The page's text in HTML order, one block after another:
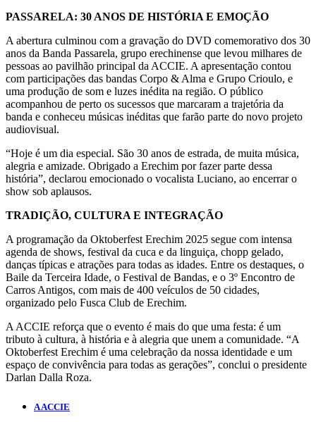
PASSARELA: 30 ANOS DE HISTÓRIA E EMOÇÃO
A abertura culminou com a gravação do DVD comemorativo dos 30
anos da Banda Passarela, grupo erechinense que levou milhares de
pessoas ao pavilhão principal da ACCIE. A apresentação contou
com participações das bandas Corpo & Alma e Grupo Crioulo, e
uma produção de som e luzes inédita na região. O público
acompanhou de perto os sucessos que marcaram a trajetória da
banda e conheceu músicas inéditas que farão parte do novo projeto
audiovisual.
“Hoje é um dia especial. São 30 anos de estrada, de muita música,
alegria e amizade. Obrigado a Erechim por fazer parte dessa
história”, declarou emocionado o vocalista Luciano, ao encerrar o
show sob aplausos.
TRADIÇÃO, CULTURA E INTEGRAÇÃO
A programação da Oktoberfest Erechim 2025 segue com intensa
agenda de shows, festival da cuca e da linguiça, chopp gelado,
danças típicas e atrações para todas as idades. Entre os destaques, o
Baile da Terceira Idade, o Festival de Bandas, e o 3º Encontro de
Carros Antigos, com mais de 400 veículos de 50 cidades,
organizado pelo Fusca Club de Erechim.
A ACCIE reforça que o evento é mais do que uma festa: é um
tributo à cultura, à história e à alegria que unem a comunidade. “A
Oktoberfest Erechim é uma celebração da nossa identidade e um
espaço de convivência para todas as gerações”, conclui o presidente
Darlan Dalla Roza.
A ACCIE